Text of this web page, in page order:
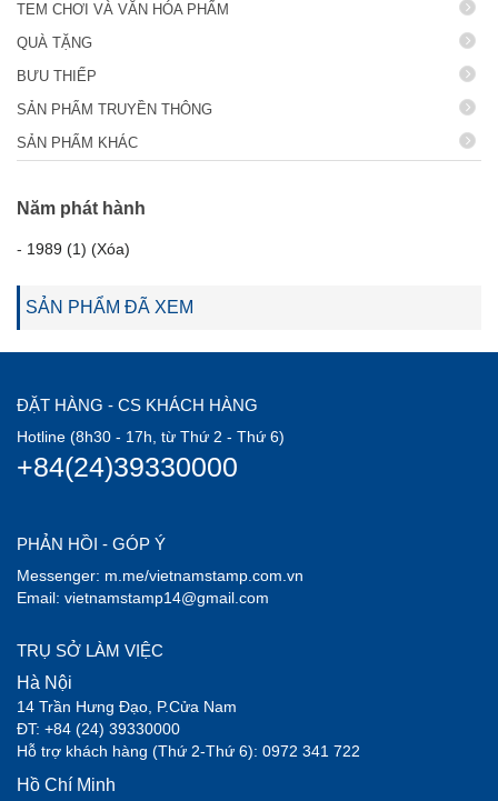
TEM CHƠI VÀ VĂN HÓA PHẨM
QUÀ TẶNG
BƯU THIẾP
SẢN PHẨM TRUYỀN THÔNG
SẢN PHẨM KHÁC
Năm phát hành
- 1989 (1) (Xóa)
SẢN PHẨM ĐÃ XEM
ĐẶT HÀNG - CS KHÁCH HÀNG
Hotline (8h30 - 17h, từ Thứ 2 - Thứ 6)
+84(24)39330000
PHẢN HỒI - GÓP Ý
Messenger: m.me/vietnamstamp.com.vn
Email: vietnamstamp14@gmail.com
TRỤ SỞ LÀM VIỆC
Hà Nội
14 Trần Hưng Đạo, P.Cửa Nam
ĐT: +84 (24) 39330000
Hỗ trợ khách hàng (Thứ 2-Thứ 6): 0972 341 722
Hồ Chí Minh